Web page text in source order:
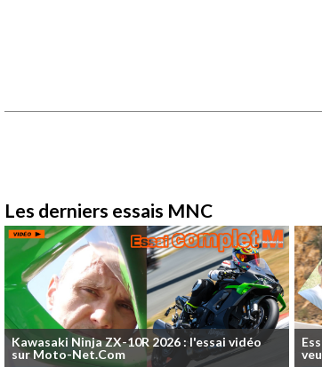
Les derniers essais MNC
Kawasaki NinjaZX-10R 2026 : l'essai vidéo
sur Moto-Net.Com